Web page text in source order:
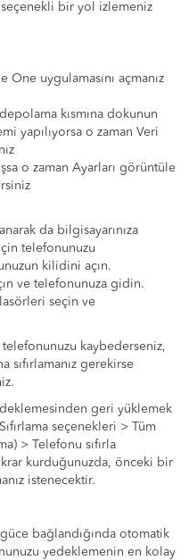
seçenekli bir yol izlemeniz
uygulamasını açmanız
kısmına dokunun
yapılıyorsa o zaman Veri
o zaman Ayarları görüntüle
da bilgisayarınıza
telefonunuzu
kilidini açın.
ve telefonunuza gidin.
seçin ve
kaybederseniz,
sıfırlamanız gerekirse
geri yüklemek
seçenekleri > Tüm
> Telefonu sıfırla
kurduğunuzda, önceki bir
istenecektir.
bağlandığında otomatik
yedeklemenin en kolay